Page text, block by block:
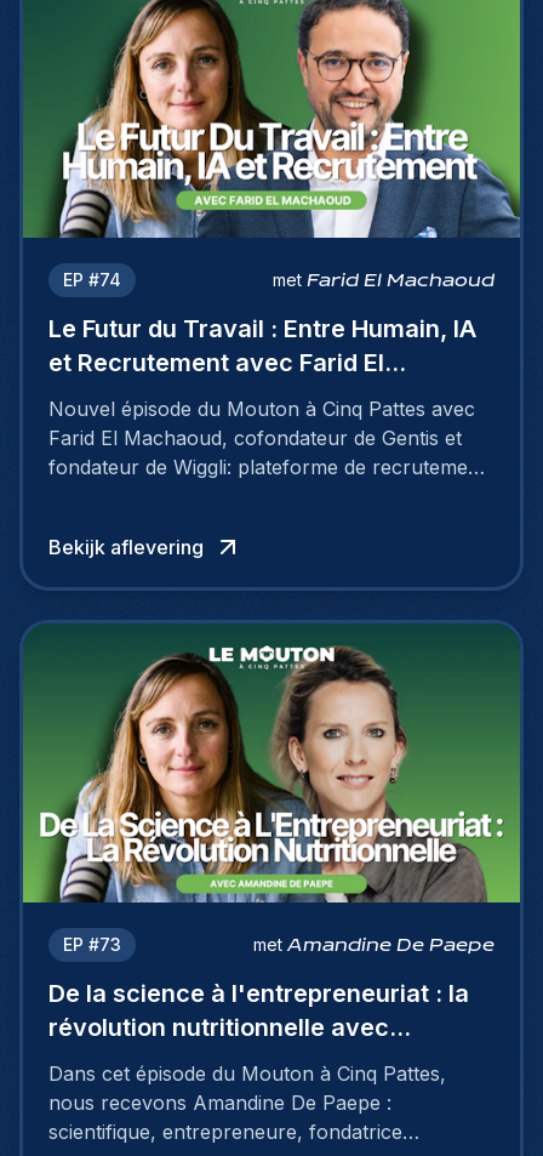
EP #74 met Farid El Machaoud
Le Futur du Travail : Entre Humain, IA
et Recrutement avec Farid El
Machaoud
Nouvel épisode du Mouton à Cinq Pattes avec
Farid El Machaoud, cofondateur de Gentis et
fondateur de Wiggli: plateforme de recrutement
Bekijk aflevering
EP #73 met Amandine De Paepe
De la science à l'entrepreneuriat : la
révolution nutritionnelle avec
Amandine De Paepe
Dans cet épisode du Mouton à Cinq Pattes,
nous recevons Amandine De Paepe :
scientifique, entrepreneure, fondatrice